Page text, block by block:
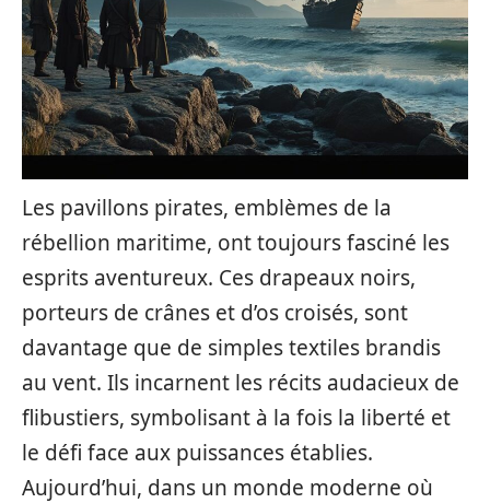
Les pavillons pirates, emblèmes de la
rébellion maritime, ont toujours fasciné les
esprits aventureux. Ces drapeaux noirs,
porteurs de crânes et d’os croisés, sont
davantage que de simples textiles brandis
au vent. Ils incarnent les récits audacieux de
flibustiers, symbolisant à la fois la liberté et
le défi face aux puissances établies.
Aujourd’hui, dans un monde moderne où